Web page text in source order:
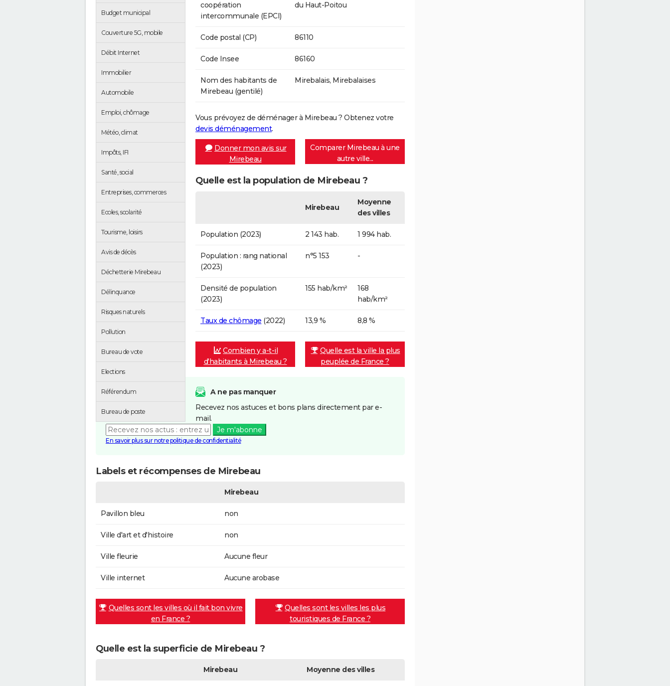
Budget municipal
Couverture 5G, mobile
Débit Internet
Immobilier
Automobile
Emploi, chômage
Météo, climat
Impôts, IFI
Santé, social
Entreprises, commerces
Ecoles, scolarité
Tourisme, loisirs
Avis de décès
Déchetterie Mirebeau
Délinquance
Risques naturels
Pollution
Bureau de vote
Elections
Référendum
Bureau de poste
coopération
intercommunale (EPCI)
du Haut-Poitou
Code postal (CP) 86110
Code Insee 86160
Nom des habitants de
Mirebeau (gentilé)
Mirebalais, Mirebalaises
Vous prévoyez de déménager à Mirebeau ? Obtenez votre
devis déménagement.
Donner mon avis sur
Mirebeau
Comparer Mirebeau à une
autre ville...
Quelle est la population de Mirebeau ?
Mirebeau
Moyenne
des villes
Population (2023) 2 143 hab. 1 994 hab.
Population : rang national
(2023)
n°5 153 -
Densité de population
(2023)
155 hab/km²
168
hab/km²
Taux de chômage (2022) 13,9 % 8,8 %
Combien y a-t-il
d'habitants à Mirebeau ?
Quelle est la ville la plus
peuplée de France ?
A ne pas manquer
Recevez nos astuces et bons plans directement par e-
mail.
Je m'abonne
En savoir plus sur notre politique de confidentialité
Labels et récompenses de Mirebeau
Mirebeau
Pavillon bleu non
Ville d'art et d'histoire non
Ville fleurie Aucune fleur
Ville internet Aucune arobase
Quelles sont les villes où il fait bon vivre
en France ?
Quelles sont les villes les plus
touristiques de France ?
Quelle est la superficie de Mirebeau ?
Mirebeau Moyenne des villes